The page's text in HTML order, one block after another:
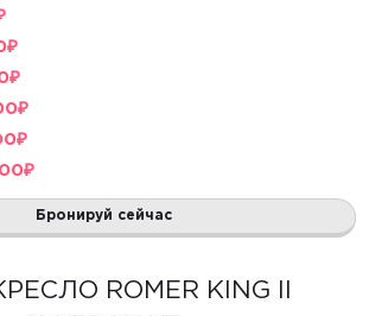
игрушки
сухие бассейны
₽
₽
₽
₽
₽
Бронируй сейчас
ROMER KING II